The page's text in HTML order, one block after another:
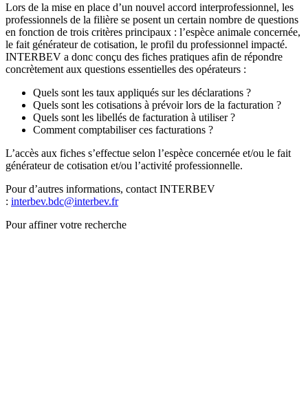
Lors de la mise en place d’un nouvel accord interprofessionnel, les
professionnels de la filière se posent un certain nombre de questions
en fonction de trois critères principaux : l’espèce animale concernée,
le fait générateur de cotisation, le profil du professionnel impacté.
INTERBEV a donc conçu des fiches pratiques afin de répondre
concrètement aux questions essentielles des opérateurs :
Quels sont les taux appliqués sur les déclarations ?
Quels sont les cotisations à prévoir lors de la facturation ?
Quels sont les libellés de facturation à utiliser ?
Comment comptabiliser ces facturations ?
L’accès aux fiches s’effectue selon l’espèce concernée et/ou le fait
générateur de cotisation et/ou l’activité professionnelle.
Pour d’autres informations, contact INTERBEV
: interbev.bdc@interbev.fr
Pour affiner votre recherche